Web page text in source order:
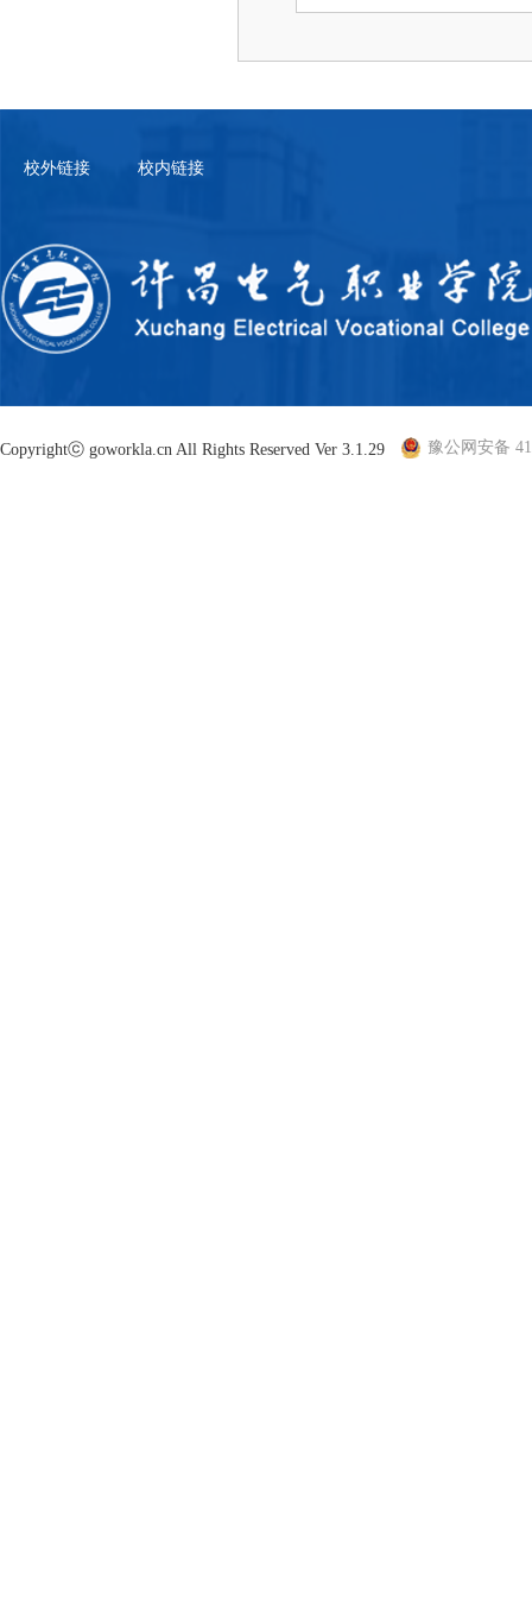
校外链接 校内链接
Copyrightⓒ goworkla.cn All Rights Reserved Ver 3.1.29 豫公网安备